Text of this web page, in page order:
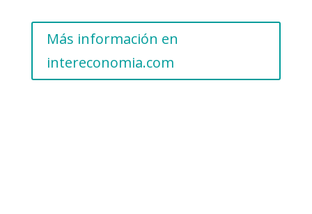
Más información en
intereconomia.com